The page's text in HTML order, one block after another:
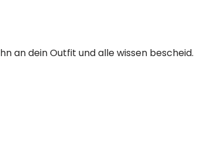
an dein Outfit und alle wissen bescheid.